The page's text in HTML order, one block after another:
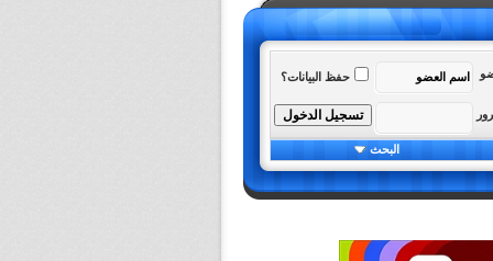
حفظ البيانات؟
البحث